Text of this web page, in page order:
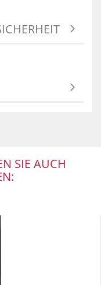
SIE AUCH